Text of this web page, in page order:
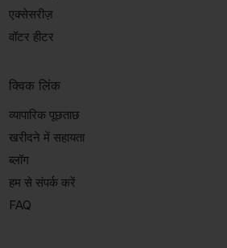
एक्सेसरीज़
वॉटर हीटर
क्विक लिंक
व्यापारिक पूछताछ
खरीदने में सहायता
ब्लॉग
हम से संपर्क करें
FAQ